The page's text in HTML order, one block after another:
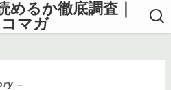
めるか徹底調査｜
コマガ
–